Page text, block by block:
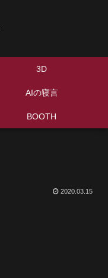
3D
AIの寝言
BOOTH
2020.03.15